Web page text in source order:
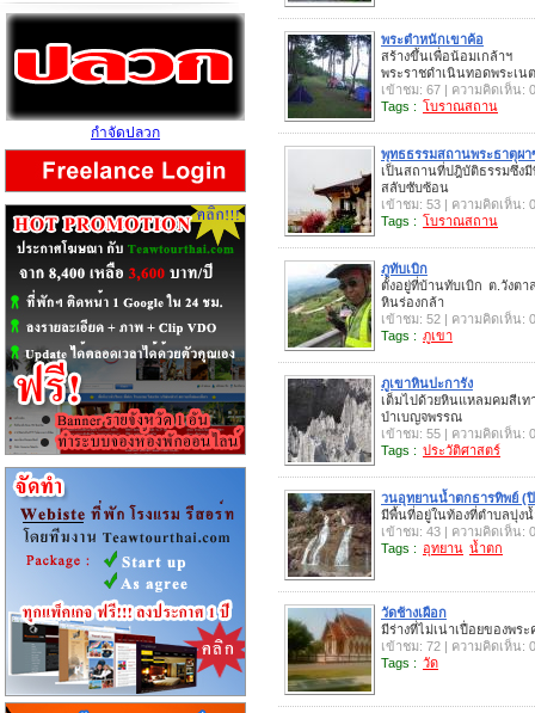
พระตำหนักเขาค้อ
สร้างขึ้นเพื่อน้อมเกล้าฯ
พระราชดำเนินทอดพระเน
เข้าชม: 67 | ความคิดเห็น: 0
Tags : โบราณสถาน
พุทธธรรมสถานพระธาตุผ
เป็นสถานที่ปฎิบัติธรรมซึ่ง
สลับซับซ้อน
เข้าชม: 53 | ความคิดเห็น: 0
Tags : โบราณสถาน
ภูทับเบิก
ตั้งอยู่ที่บ้านทับเบิก ต.วังตา
หินร่องกล้า
เข้าชม: 52 | ความคิดเห็น: 0
Tags : ภูเขา
ภูเขาหินปะการัง
เต็มไปด้วยหินแหลมคมสีเ
ป่าเบญจพรรณ
เข้าชม: 55 | ความคิดเห็น: 0
Tags : ประวัติศาสตร์
วนอุทยานน้ำตกธารทิพย์ (
มีพื้นที่อยู่ในท้องที่ตำบลบุ่งน้
เข้าชม: 43 | ความคิดเห็น: 0
Tags : อุทยาน น้ำตก
วัดช้างเผือก
มีร่างที่ไม่เน่าเปื่อยของพร
เข้าชม: 72 | ความคิดเห็น: 0
Tags : วัด
กำจัดปลวก